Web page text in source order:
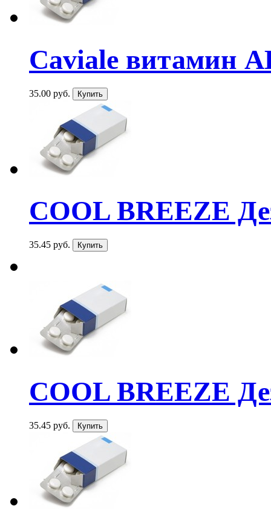
Caviale витамин
35.00 руб.
COOL BREEZE
35.45 руб.
COOL BREEZE
35.45 руб.